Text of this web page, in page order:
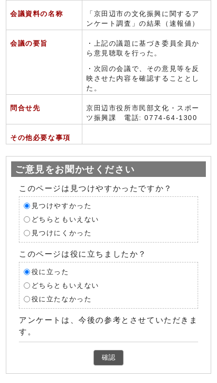
会議資料の名称
「京田辺市の文化振興に関するア
ンケート調査」の結果（速報値）
会議の要旨
・上記の議題に基づき委員全員か
ら意見聴取を行った。
・次回の会議で、その意見等を反
映させた内容を確認することとし
た。
問合せ先
京田辺市役所市民部文化・スポー
ツ振興課 電話: 0774-64-1300
その他必要な事項
ご意見をお聞かせください
このページは見つけやすかったですか？
見つけやすかった
どちらともいえない
見つけにくかった
このページは役に立ちましたか？
役に立った
どちらともいえない
役に立たなかった
アンケートは、今後の参考とさせていただきま
す。
確認